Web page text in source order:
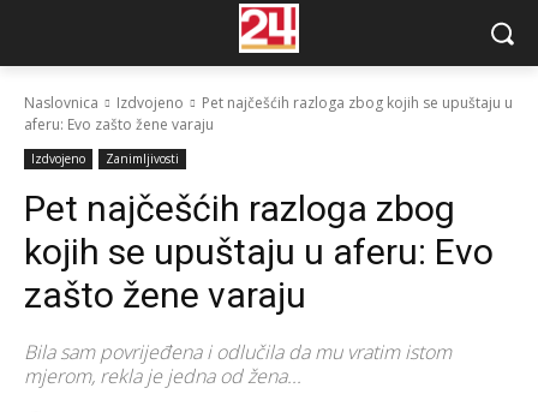
Naslovnica Izdvojeno
Pet najčešćih razloga zbog kojih se upuštaju u
aferu: Evo zašto žene varaju
Izdvojeno Zanimljivosti
Pet najčešćih razloga zbog
kojih se upuštaju u aferu: Evo
zašto žene varaju
Bila sam povrijeđena i odlučila da mu vratim istom
mjerom, rekla je jedna od žena...